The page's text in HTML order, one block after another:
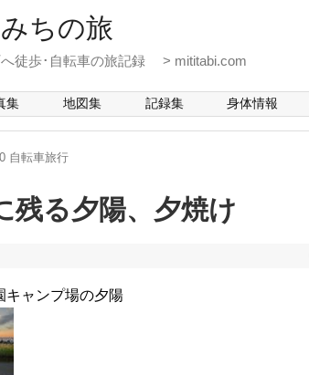
ちの旅
へ徒歩･自転車の旅記録 > mititabi.com
集 地図集 記録集 身体情報
自転車旅行
残る夕陽、夕焼け
キャンプ場の夕陽